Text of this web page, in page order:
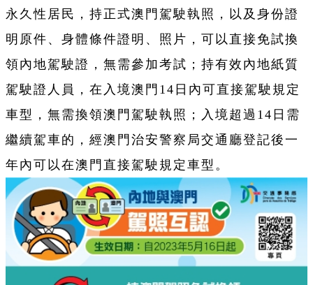
永久性居民，持正式澳門駕駛執照，以及身份證
明原件、身體條件證明、照片，可以直接免試換
領內地駕駛證，無需參加考試；持有效內地紙質
駕駛證人員，在入境澳門14日內可直接駕駛規定
車型，無需換領澳門駕駛執照；入境超過14日需
繼續駕車的，經澳門治安警察局交通廳登記後一
年內可以在澳門直接駕駛規定車型。